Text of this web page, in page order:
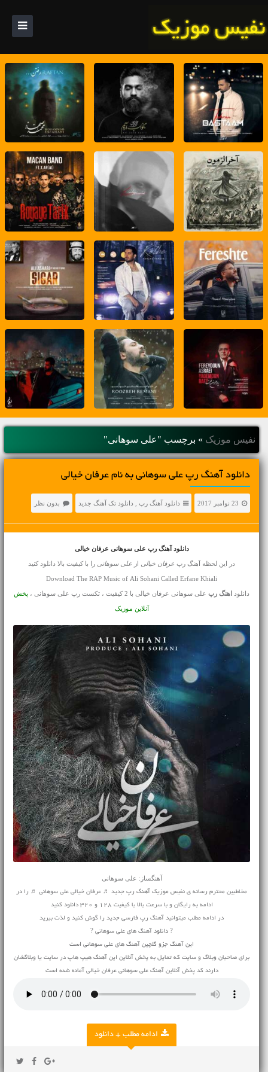
نفیس موزیک » برچسب "علی سوهانی"
دانلود آهنگ رپ علی سوهانی به نام عرفان خیالی
23 نوامبر 2017 دانلود آهنگ رپ دانلود تک آهنگ جدید بدون نظر
دانلود آهنگ رپ علی سوهانی عرفان خیالی
در این لحظه آهنگ رپ عرفان خیالی از علی سوهانی را با کیفیت بالا دانلود کنید
Download The RAP Music of Ali Sohani Called Erfane Khiali
دانلود اهنگ رپعلی سوهانی عرفان خیالی با 2 کیفیت ، تکست رپ علی سوهانی ، پخش
آنلاین موزیک
آهنگساز: علی سوهانی
مخاطبین محترم رسانه ی نفیس موزیک آهنگ رپ جدید ♬ عرفان خیالی علی سوهانی ♬ را در
ادامه به رایگان و با سرعت بالا با کیفیت 128 و 320 دانلود کنید
در ادامه مطلب میتوانید آهنگ رپ فارسی جدید را گوش کنید و لذت ببرید
? دانلود آهنگ های علی سوهانی ?
این آهنگ جزو گلچین آهنگ های علی سوهانی است
برای صاحبان وبلاگ و سایت که تمایل به پخش آنلاین این آهنگ هیپ هاپ در سایت یا وبلاگشان
دارند کد پخش آنلاین آهنگ علی سوهانی عرفان خیالی آماده شده است
ادامه مطلب + دانلود